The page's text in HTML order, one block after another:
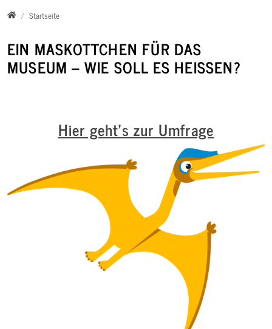
HomeStartseite
EIN MASKOTTCHEN FÜR DAS
MUSEUM – WIE SOLL ES HEISSEN?
Hier geht's zur Umfrage